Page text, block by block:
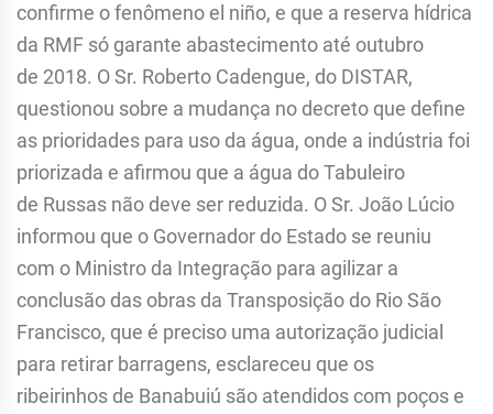
confirme o fenômeno el niño, e que a reserva hídrica
da RMF só garante abastecimento até outubro
de 2018. O Sr. Roberto Cadengue, do DISTAR,
questionou sobre a mudança no decreto que define
as prioridades para uso da água, onde a indústria foi
priorizada e afirmou que a água do Tabuleiro
de Russas não deve ser reduzida. O Sr. João Lúcio
informou que o Governador do Estado se reuniu
com o Ministro da Integração para agilizar a
conclusão das obras da Transposição do Rio São
Francisco, que é preciso uma autorização judicial
para retirar barragens, esclareceu que os
ribeirinhos de Banabuiú são atendidos com poços e